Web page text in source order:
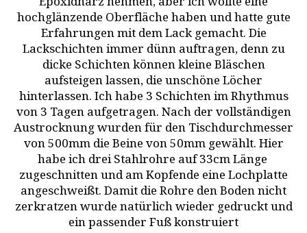
hochglänzende Oberfläche haben und hatte gute
Erfahrungen mit dem Lack gemacht. Die
Lackschichten immer dünn auftragen, denn zu
dicke Schichten können kleine Bläschen
aufsteigen lassen, die unschöne Löcher
hinterlassen. Ich habe 3 Schichten im Rhythmus
von 3 Tagen aufgetragen. Nach der vollständigen
Austrocknung wurden für den Tischdurchmesser
von 500mm die Beine von 50mm gewählt. Hier
habe ich drei Stahlrohre auf 33cm Länge
zugeschnitten und am Kopfende eine Lochplatte
angeschweißt. Damit die Rohre den Boden nicht
zerkratzen wurde natürlich wieder gedruckt und
ein passender Fuß konstruiert